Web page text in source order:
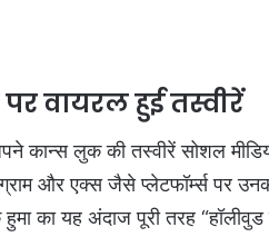
वायरल हुई तस्वीरें
कान्स लुक की तस्वीरें सोशल
और एक्स जैसे प्लेटफॉर्म्स पर
का यह अंदाज पूरी तरह